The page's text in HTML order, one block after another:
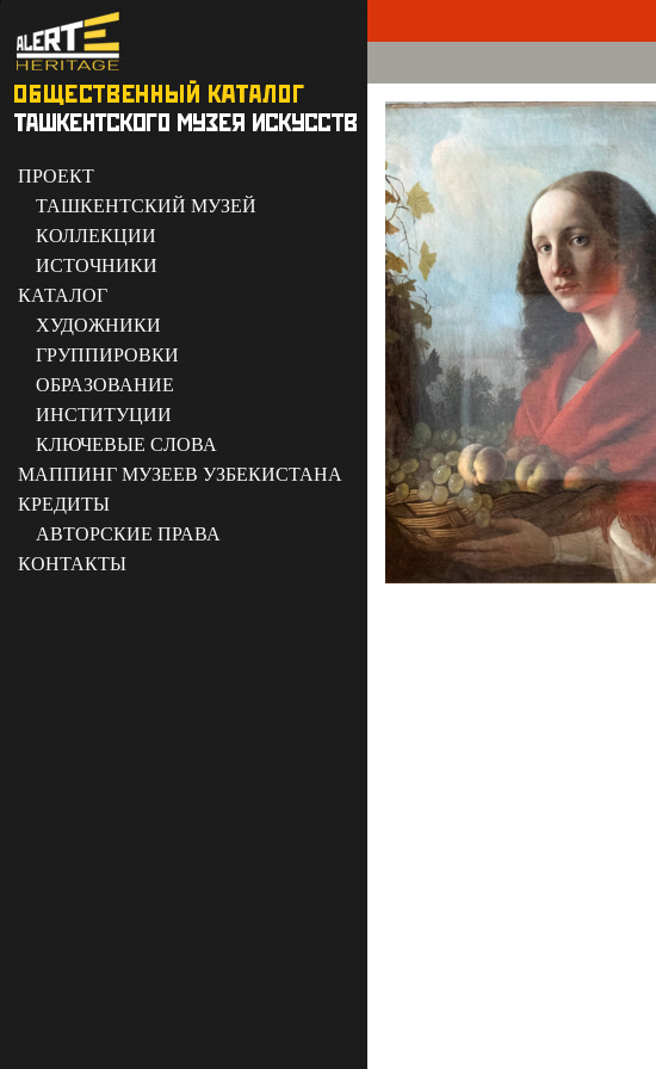
ПРОЕКТ
ТАШКЕНТСКИЙ МУЗЕЙ
КОЛЛЕКЦИИ
ИСТОЧНИКИ
КАТАЛОГ
ХУДОЖНИКИ
ГРУППИРОВКИ
ОБРАЗОВАНИЕ
ИНСТИТУЦИИ
КЛЮЧЕВЫЕ СЛОВА
МАППИНГ МУЗЕЕВ УЗБЕКИСТАНА
КРЕДИТЫ
АВТОРСКИЕ ПРАВА
КОНТАКТЫ